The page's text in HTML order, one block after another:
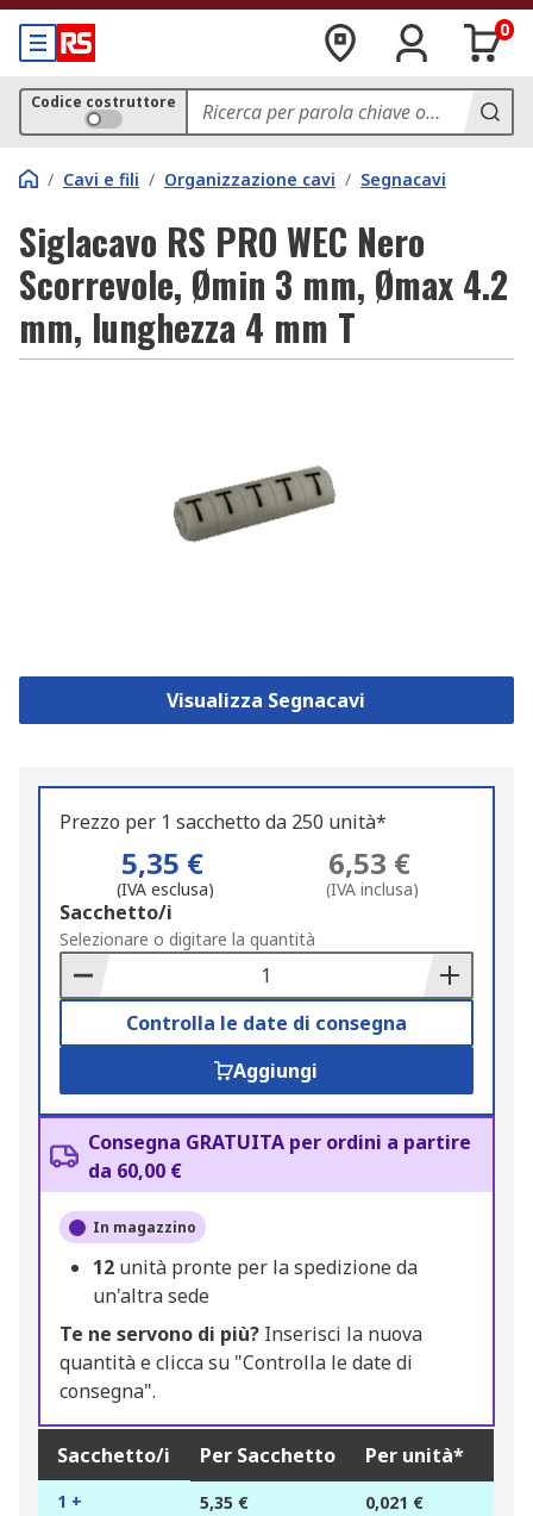
0
Codice costruttore
/ Cavi e fili / Organizzazione cavi / Segnacavi
Siglacavo RS PRO WEC Nero
Scorrevole, Ømin 3 mm, Ømax 4.2
mm, lunghezza 4 mm T
Visualizza Segnacavi
Prezzo per 1 sacchetto da 250 unità*
5,35 €
(IVA esclusa)
6,53 €
(IVA inclusa)
Add
to
Basket
Sacchetto/i
Selezionare o digitare la quantità
Controlla le date di consegna
Aggiungi
Consegna GRATUITA per ordini a partire
da 60,00 €
In magazzino
12 unità pronte per la spedizione da
un'altra sede
Te ne servono di più? Inserisci la nuova
quantità e clicca su "Controlla le date di
consegna".
Sacchetto/i Per Sacchetto Per unità*
1 + 5,35 € 0,021 €